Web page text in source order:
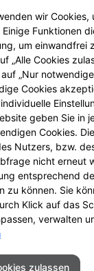
ePA
Kontakt
wir Cookies,
Funktionen
um einwandfrei
„Alle Cookies
„Nur
Cookies
geben Sie in
Cookies. Die
Nutzers, bzw.
nicht erneut
entsprechend
zu können. Sie
Klick auf das
verwalten
zulassen